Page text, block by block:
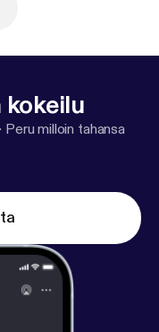
· Peru milloin tahansa